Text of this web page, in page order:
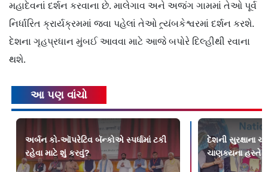
મહાદેવનાં દર્શન કરવાના છે. માલેગાવ અને અજંગ ગામમાં તેઓ પૂર્વ
નિર્ધારિત ક્રાર્યક્રમમાં જવા પહેલાં તેઓ ત્ર્યંબકેશ્વરમાં દર્શન કરશે.
દેશના ગૃહપ્રધાન મુંબઈ આવવા માટે આજે બપોરે દિલ્હીથી રવાના
થશે.
આ પણ વાંચો
અર્બન કો-ઑપરેટિવ બૅન્કોએ સ્પર્ધામાં ટકી
રહેવા માટે શું કરવું?
દેશની સુરક્ષાના
ચાણક્યના હસ્તે